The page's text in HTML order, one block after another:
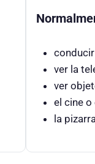
conducir
ver la
ver
el cine
la